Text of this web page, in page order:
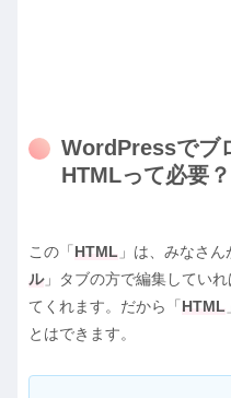
WordPressでブ
HTMLって必要？
この「 HTML 」は、みなさ
ル」タブの方で編集していれ
てくれます。だから「 HTML
とはできます。